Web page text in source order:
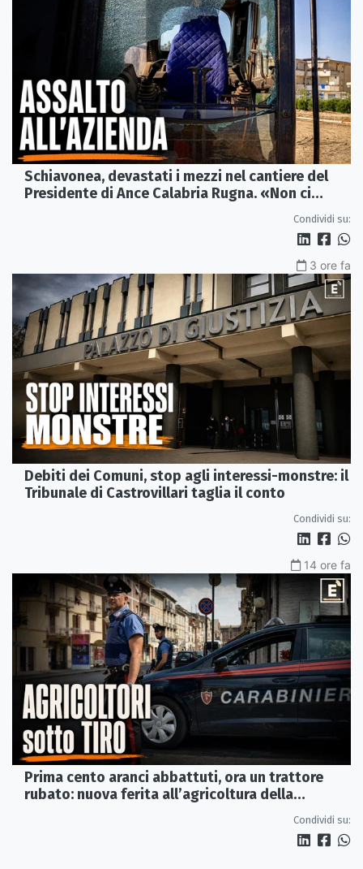
Schiavonea, devastati i mezzi nel cantiere del
Presidente di Ance Calabria Rugna. «Non ci
Condividi su:
3 ore fa
Debiti dei Comuni, stop agli interessi-monstre: il
Tribunale di Castrovillari taglia il conto
Condividi su:
14 ore fa
Prima cento aranci abbattuti, ora un trattore
rubato: nuova ferita all’agricoltura della
Condividi su: